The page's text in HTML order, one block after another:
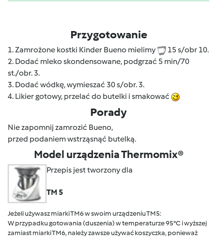
Przygotowanie
1. Zamrożone kostki Kinder Bueno mielimy
15 s/obr 10.
2. Dodać mleko skondensowane, podgrzać 5 min/70
st./obr. 3.
3. Dodać wódkę, wymieszać 30 s/obr. 3.
4. Likier gotowy, przelać do butelki i smakować
Porady
Nie zapomnij zamrozić Bueno,
przed podaniem wstrząsnąć butelką.
Model urządzenia Thermomix®
Przepis jest tworzony dla
TM 5
Jeżeli używasz miarki TM6 w swoim urządzeniu TM5:
W przypadku gotowania (duszenia) w temperaturze 95°C i wyższej
zamiast miarki TM6, należy zawsze używać koszyczka, ponieważ